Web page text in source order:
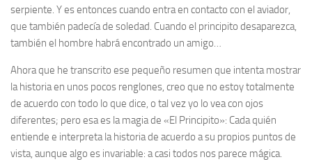
serpiente. Y es entonces cuando entra en contacto con el aviador,
que también padecía de soledad. Cuando el principito desaparezca,
también el hombre habrá encontrado un amigo…
Ahora que he transcrito ese pequeño resumen que intenta mostrar
la historia en unos pocos renglones, creo que no estoy totalmente
de acuerdo con todo lo que dice, o tal vez yo lo vea con ojos
diferentes; pero esa es la magia de «El Principito»: Cada quién
entiende e interpreta la historia de acuerdo a su propios puntos de
vista, aunque algo es invariable: a casi todos nos parece mágica.